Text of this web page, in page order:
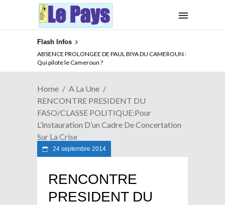
Flash Infos
ABSENCE PROLONGEE DE PAUL BIYA DU CAMEROUN :
Qui pilote le Cameroun ?
Home
A La Une
RENCONTRE PRESIDENT DU
FASO/CLASSE POLITIQUE:Pour
L’instauration D’un Cadre De Concertation
Sur La Crise
24 septembre 2014
RENCONTRE
PRESIDENT DU